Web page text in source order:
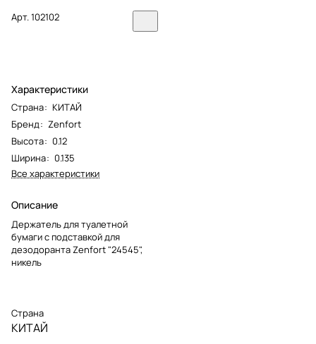
Арт.102102
Характеристики
Страна: КИТАЙ
Бренд: Zenfort
Высота: 0.12
Ширина: 0.135
Все характеристики
Описание
Держатель для туалетной
бумаги с подставкой для
дезодоранта Zenfort "24545",
никель
Страна
КИТАЙ